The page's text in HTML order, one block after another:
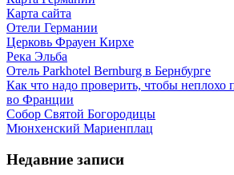
Карта сайта
Отели Германии
Церковь Фрауен Кирхе
Река Эльба
Отель Parkhotel Bernburg в Бернбурге
Как что надо проверить, чтобы неплохо
во Франции
Собор Святой Богородицы
Мюнхенский Мариенплац
Недавние записи